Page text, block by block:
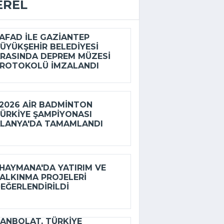
ILE GAZIANTEP
BELEDIYESI
DEPREM MÜZESI
IMZALANDI
AIR BADMINTON
ŞAMPIYONASI
TAMAMLANDI
YATIRIM VE
PROJELERI
TÜRKIYE